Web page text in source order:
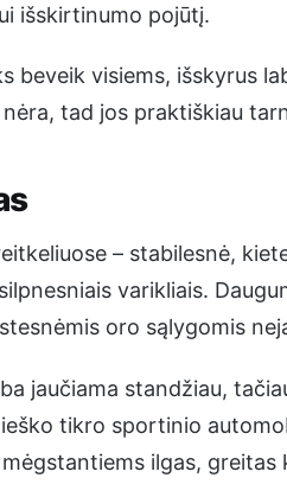
išskirtinumo pojūtį.
beveik visiems, išskyrus
tad jos praktiškiau
– stabilesnė,
varikliais.
oro sąlygomis
jaučiama standžiau,
tikro sportinio
ilgas,